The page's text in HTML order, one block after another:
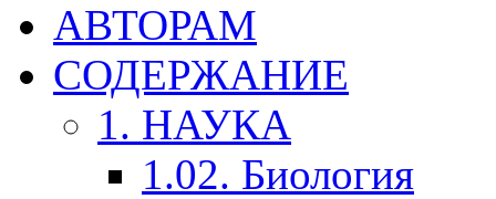
АВТОРАМ
СОДЕРЖАНИЕ
1. НАУКА
1.02. Биология